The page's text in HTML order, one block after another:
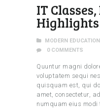
IT
Highlights
MODERN EDUCATION
0 COMMENTS
Quuntur magni
voluptatem sequi
quisquam est, qui
amet, consectetur,
numquam eius